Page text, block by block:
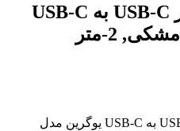
کابل شارژ و دیتا 5 آمپر USB-C به USB-C
کابل شارژ و دیتا 5 آمپر USB-C به USB-C یوگرین مدل